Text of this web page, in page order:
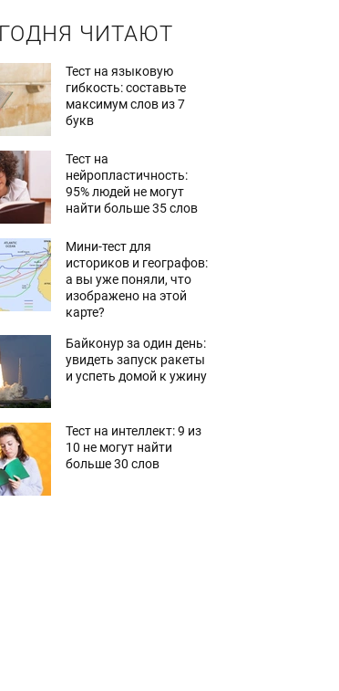
ЧИТАЮТ
Тест на языковую
гибкость: составьте
максимум слов из 7
букв
Тест на
нейропластичность:
95% людей не могут
найти больше 35 слов
Мини-тест для
историков и географов:
а вы уже поняли, что
изображено на этой
карте?
Байконур за один день:
увидеть запуск ракеты
и успеть домой к ужину
Тест на интеллект: 9 из
10 не могут найти
больше 30 слов